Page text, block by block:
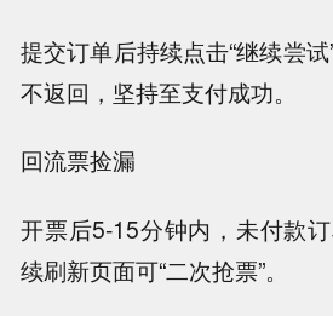
提交订单后持续点击“继续尝
不返回，坚持至支付成功。
回流票捡漏
开票后5-15分钟内，未付款
续刷新页面可“二次抢票”。